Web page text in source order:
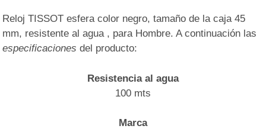
Reloj TISSOT esfera color negro, tamaño de la caja 45
mm, resistente al agua , para Hombre. A continuación las
especificaciones del producto:
Resistencia al agua
100 mts
Marca